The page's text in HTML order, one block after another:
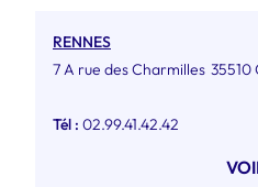
RENNES
7 A rue des Charmilles 35510
Tél : 02.99.41.42.42